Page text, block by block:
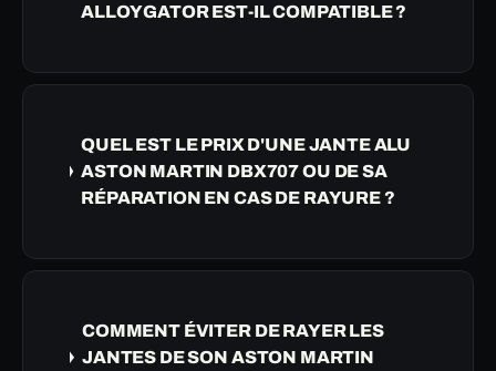
ALLOYGATOR EST-IL COMPATIBLE ?
QUEL EST LE PRIX D'UNE JANTE ALU
ASTON MARTIN DBX707 OU DE SA
RÉPARATION EN CAS DE RAYURE ?
COMMENT ÉVITER DE RAYER LES
JANTES DE SON ASTON MARTIN